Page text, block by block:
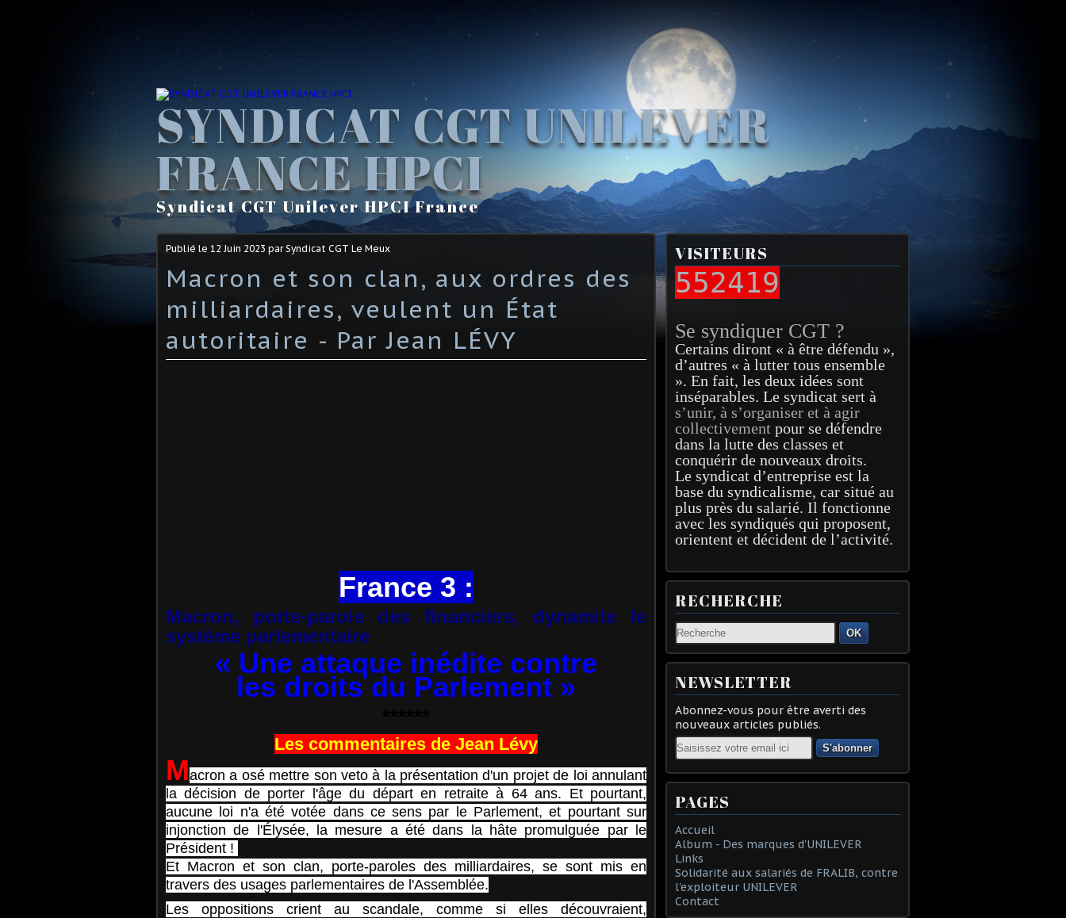
SYNDICAT CGT UNILEVER
FRANCE HPCI
Syndicat CGT Unilever HPCI France
Publié le 12 Juin 2023 par Syndicat CGT Le Meux
Macron et son clan, aux ordres des
milliardaires, veulent un État
autoritaire - Par Jean LÉVY
France 3 :
Macron, porte-parole des financiers, dynamite le
système parlementaire
« Une attaque inédite contre
les droits du Parlement »
Les commentaires de Jean Lévy
Macron a osé mettre son veto à la présentation d'un projet de loi annulant
la décision de porter l'âge du départ en retraite à 64 ans. Et pourtant,
aucune loi n'a été votée dans ce sens par le Parlement, et pourtant sur
injonction de l'Élysée, la mesure a été dans la hâte promulguée par le
Président !
Et Macron et son clan, porte-paroles des milliardaires, se sont mis en
travers des usages parlementaires de l'Assemblée.
Les oppositions crient au scandale, comme si elles découvraient,
VISITEURS
552419
Se syndiquer CGT ?
Certains diront « à être défendu »,
d’autres « à lutter tous ensemble
». En fait, les deux idées sont
inséparables. Le syndicat sert à
s’unir, à s’organiser et à agir
collectivement pour se défendre
dans la lutte des classes et
conquérir de nouveaux droits.
Le syndicat d’entreprise est la
base du syndicalisme, car situé au
plus près du salarié. Il fonctionne
avec les syndiqués qui proposent,
orientent et décident de l’activité.
RECHERCHE
OK
NEWSLETTER
Abonnez-vous pour être averti des
nouveaux articles publiés.
Email
PAGES
Accueil
Album - Des marques d'UNILEVER
Links
Solidarité aux salariés de FRALIB, contre
l'exploiteur UNILEVER
Contact